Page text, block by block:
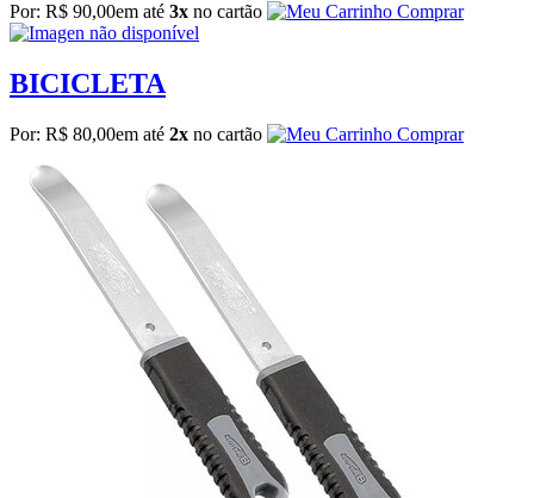
Por: R$ 90,00em até 3x no cartão Comprar
BICICLETA
Por: R$ 80,00em até 2x no cartão Comprar